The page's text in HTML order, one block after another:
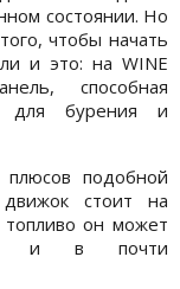
состоянии. Но
чтобы начать
и это: на WINE
способная
для бурения и
подобной
стоит на
он может
и в почти